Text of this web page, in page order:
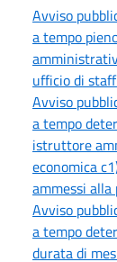
Avviso
a tempo
ufficio di
Avviso
a tempo
istruttore
economica
ammessi alla
Avviso
a tempo
durata di